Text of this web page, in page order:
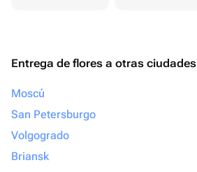
Entrega de flores a otras ciudades
Moscú
San Petersburgo
Volgogrado
Briansk